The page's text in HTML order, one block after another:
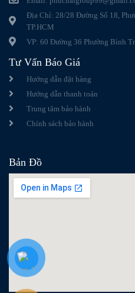
Địa Chỉ: 28/28 Đường Số 18,
TP.HCM
VP: 60 Đường 36 Phường Bình
Tư Vấn Báo Giá
Hướng dẫn đặt hàng
Hướng dẫn thanh toán
Trung tâm bảo hành
Chính sách bảo hành
Bản Đồ